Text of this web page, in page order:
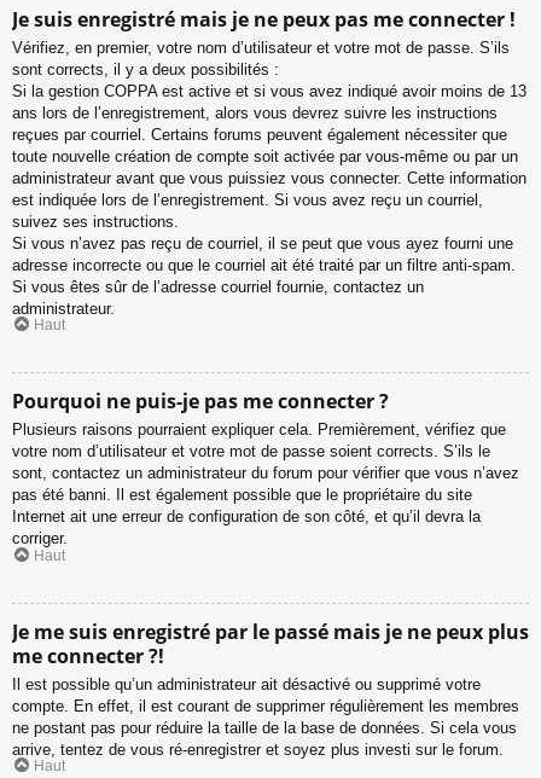
Je suis enregistré mais je ne peux pas me connecter !
Vérifiez, en premier, votre nom d’utilisateur et votre mot de passe. S’ils
sont corrects, il y a deux possibilités :
Si la gestion COPPA est active et si vous avez indiqué avoir moins de 13
ans lors de l’enregistrement, alors vous devrez suivre les instructions
reçues par courriel. Certains forums peuvent également nécessiter que
toute nouvelle création de compte soit activée par vous-même ou par un
administrateur avant que vous puissiez vous connecter. Cette information
est indiquée lors de l’enregistrement. Si vous avez reçu un courriel,
suivez ses instructions.
Si vous n’avez pas reçu de courriel, il se peut que vous ayez fourni une
adresse incorrecte ou que le courriel ait été traité par un filtre anti-spam.
Si vous êtes sûr de l’adresse courriel fournie, contactez un
administrateur.
Haut
Pourquoi ne puis-je pas me connecter ?
Plusieurs raisons pourraient expliquer cela. Premièrement, vérifiez que
votre nom d’utilisateur et votre mot de passe soient corrects. S’ils le
sont, contactez un administrateur du forum pour vérifier que vous n’avez
pas été banni. Il est également possible que le propriétaire du site
Internet ait une erreur de configuration de son côté, et qu’il devra la
corriger.
Haut
Je me suis enregistré par le passé mais je ne peux plus
me connecter ?!
Il est possible qu’un administrateur ait désactivé ou supprimé votre
compte. En effet, il est courant de supprimer régulièrement les membres
ne postant pas pour réduire la taille de la base de données. Si cela vous
arrive, tentez de vous ré-enregistrer et soyez plus investi sur le forum.
Haut